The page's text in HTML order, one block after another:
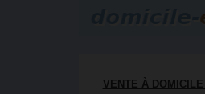
VENTE À